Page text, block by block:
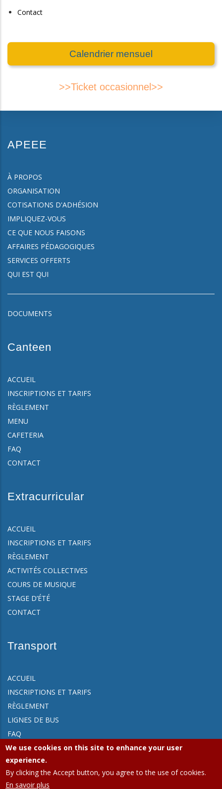
Contact
Calendrier mensuel
>>Ticket occasionnel>>
APEEE
À PROPOS
ORGANISATION
COTISATIONS D'ADHÉSION
IMPLIQUEZ-VOUS
CE QUE NOUS FAISONS
AFFAIRES PÉDAGOGIQUES
SERVICES OFFERTS
QUI EST QUI
DOCUMENTS
Canteen
ACCUEIL
INSCRIPTIONS ET TARIFS
RÈGLEMENT
MENU
CAFETERIA
FAQ
CONTACT
Extracurricular
ACCUEIL
INSCRIPTIONS ET TARIFS
RÈGLEMENT
ACTIVITÉS COLLECTIVES
COURS DE MUSIQUE
STAGE D’ÉTÉ
CONTACT
Transport
ACCUEIL
INSCRIPTIONS ET TARIFS
RÈGLEMENT
LIGNES DE BUS
FAQ
CONTACT
We use cookies on this site to enhance your user
experience.
By clicking the Accept button, you agree to the use of cookies.
En savoir plus